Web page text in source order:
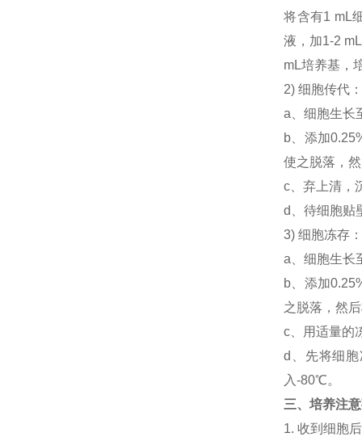
将含有1 mL
液，加1-2
mL培养基，
2) 细胞传代
a、细胞生长
b、添加
使之脱落，
c、弃上清，
d、待细胞贴
3) 细胞冻存
a、细胞生长
b、添加
之脱落，然
c、用适量的
d、先将细
入-80℃。
三、培养注
1. 收到细胞